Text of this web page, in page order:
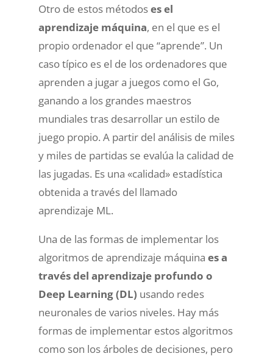
Otro de estos métodoses el
aprendizaje máquina, en el que es el
propio ordenador el que “aprende”. Un
caso típico es el de los ordenadores que
aprenden a jugar a juegos como el Go,
ganando a los grandes maestros
mundiales tras desarrollar un estilo de
juego propio. A partir del análisis de miles
y miles de partidas se evalúa la calidad de
las jugadas. Es una «calidad» estadística
obtenida a través del llamado
aprendizaje ML.
Una de las formas de implementar los
algoritmos de aprendizaje máquina es a
través del aprendizaje profundo o
Deep Learning (DL) usando redes
neuronales de varios niveles. Hay más
formas de implementar estos algoritmos
como son los árboles de decisiones, pero